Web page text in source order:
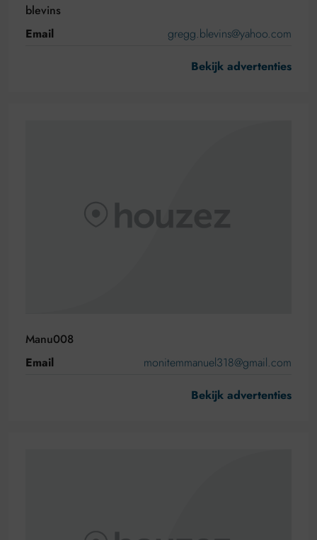
blevins
Email
gregg.blevins@yahoo.com
Bekijk advertenties
Manu008
Email
monitemmanuel318@gmail.com
Bekijk advertenties